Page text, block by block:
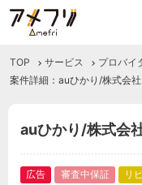
TOP サービス プロバイ
案件詳細：auひかり/株式会
auひかり/株式会
広告 審査中保証 リ